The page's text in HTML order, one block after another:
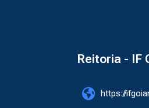
Reitoria - IF
https://